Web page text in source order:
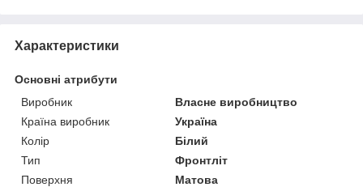
Характеристики
Основні атрибути
Виробник
Власне виробництво
Країна виробник
Україна
Колір
Білий
Тип
Фронтліт
Поверхня
Матова